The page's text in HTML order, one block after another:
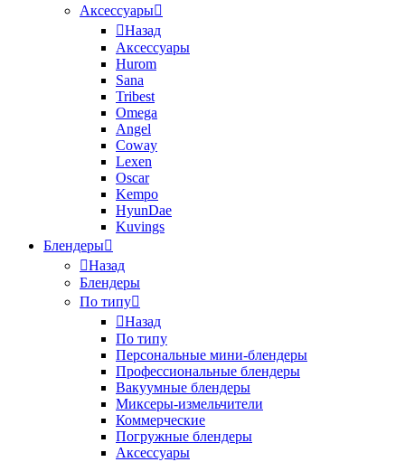
Аксессуары
Назад
Аксессуары
Hurom
Sana
Tribest
Omega
Angel
Coway
Lexen
Oscar
Kempo
HyunDae
Kuvings
Блендеры
Назад
Блендеры
По типу
Назад
По типу
Персональные мини-блендеры
Профессиональные блендеры
Вакуумные блендеры
Миксеры-измельчители
Коммерческие
Погружные блендеры
Аксессуары